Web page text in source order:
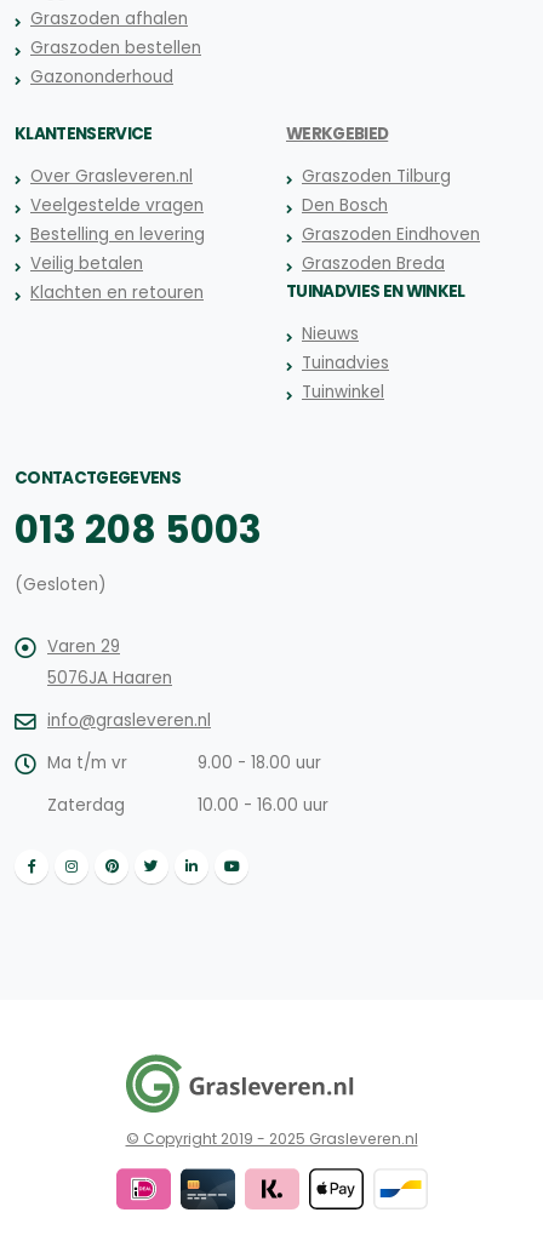
Graszoden afhalen
Graszoden bestellen
Gazononderhoud
KLANTENSERVICE
Over Grasleveren.nl
Veelgestelde vragen
Bestelling en levering
Veilig betalen
Klachten en retouren
WERKGEBIED
Graszoden Tilburg
Den Bosch
Graszoden Eindhoven
Graszoden Breda
TUINADVIES EN WINKEL
Nieuws
Tuinadvies
Tuinwinkel
CONTACTGEGEVENS
013 208 5003
(Gesloten)
Varen 29
5076JA Haaren
info@grasleveren.nl
Ma t/m vr
9.00 - 18.00 uur
Zaterdag
10.00 - 16.00 uur
© Copyright 2019 - 2025 Grasleveren.nl